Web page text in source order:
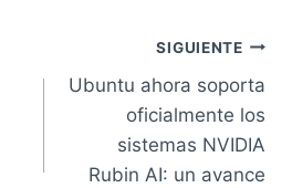
SIGUIENTE
Ubuntu ahora soporta
oficialmente los
sistemas NVIDIA
Rubin AI: un avance